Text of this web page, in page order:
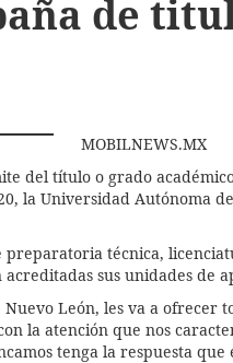
de
MOBILNEWS.MX
del título o grado
la Universidad Autónoma
preparatoria técnica,
sus unidades de
León, les va a ofrecer
la atención que nos
tenga la respuesta que